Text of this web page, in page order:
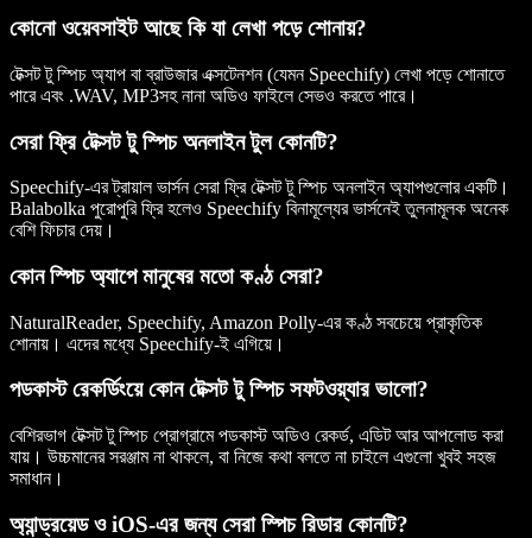
কোনো ওয়েবসাইট আছে কি যা লেখা পড়ে শোনায়?
টেক্সট টু স্পিচ অ্যাপ বা ব্রাউজার এক্সটেনশন (যেমন Speechify) লেখা পড়ে শোনাতে
পারে এবং .WAV, MP3সহ নানা অডিও ফাইলে সেভও করতে পারে।
সেরা ফ্রি টেক্সট টু স্পিচ অনলাইন টুল কোনটি?
Speechify-এর ট্রায়াল ভার্সন সেরা ফ্রি টেক্সট টু স্পিচ অনলাইন অ্যাপগুলোর একটি।
Balabolka পুরোপুরি ফ্রি হলেও Speechify বিনামূল্যের ভার্সনেই তুলনামূলক অনেক
বেশি ফিচার দেয়।
কোন স্পিচ অ্যাপে মানুষের মতো কণ্ঠ সেরা?
NaturalReader, Speechify, Amazon Polly-এর কণ্ঠ সবচেয়ে প্রাকৃতিক
শোনায়। এদের মধ্যে Speechify-ই এগিয়ে।
পডকাস্ট রেকর্ডিংয়ে কোন টেক্সট টু স্পিচ সফটওয়্যার ভালো?
বেশিরভাগ টেক্সট টু স্পিচ প্রোগ্রামে পডকাস্ট অডিও রেকর্ড, এডিট আর আপলোড করা
যায়। উচ্চমানের সরঞ্জাম না থাকলে, বা নিজে কথা বলতে না চাইলে এগুলো খুবই সহজ
সমাধান।
অ্যান্ড্রয়েড ও iOS-এর জন্য সেরা স্পিচ রিডার কোনটি?